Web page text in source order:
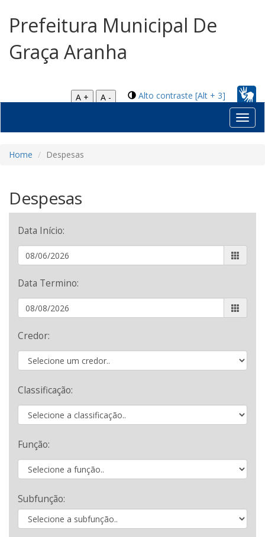
Prefeitura Municipal De
Graça Aranha
Alto contraste [Alt + 3]
A +
A -
Home Despesas
Despesas
Data Início:
Data Termino:
Credor:
Classificação:
Função:
Subfunção: